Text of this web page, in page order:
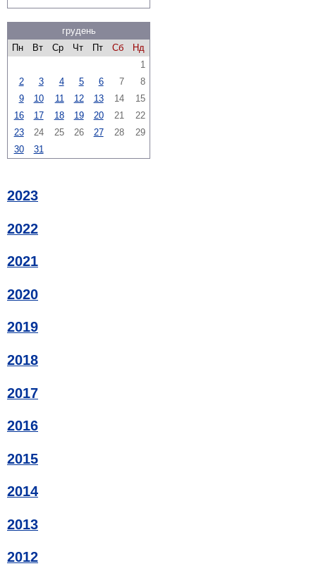
грудень
Пн
Вт Ср Чт Пт Сб
Нд
1
2
3 4 5 6 7
8
9
10 11 12 13 14
15
16
17 18 19 20 21
22
23
24 25 26 27 28
29
30
31
2023
2022
2021
2020
2019
2018
2017
2016
2015
2014
2013
2012